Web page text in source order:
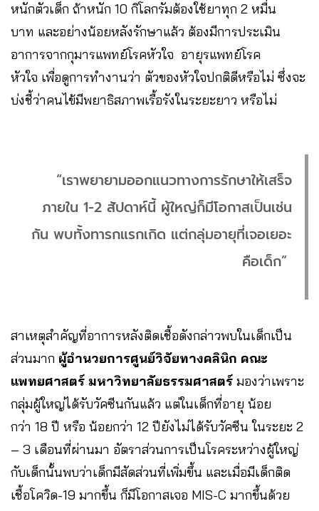
หนักตัวเด็ก ถ้าหนัก 10 กิโลกรัมต้องใช้ยาทุก 2 หมื่น
บาท และอย่างน้อยหลังรักษาแล้ว ต้องมีการประเมิน
อาการจากกุมารแพทย์โรคหัวใจ อายุรแพทย์โรค
หัวใจ เพื่อดูการทำงานว่า ตัวของหัวใจปกติดีหรือไม่ ซึ่งจะ
บ่งชี้ว่าคนไข้มีพยาธิสภาพเรื้อรังในระยะยาว หรือไม่
“เราพยายามออกแนวทางการรักษาให้เสร็จ
ภายใน 1-2 สัปดาห์นี้ ผู้ใหญ่ก็มีโอกาสเป็นเช่น
กัน พบทั้งทารกแรกเกิด แต่กลุ่มอายุที่เจอเยอะ
คือเด็ก”
สาเหตุสำคัญที่อาการหลังติดเชื้อดังกล่าวพบในเด็กเป็น
ส่วนมาก ผู้อำนวยการศูนย์วิจัยทางคลินิก คณะ
แพทยศาสตร์ มหาวิทยาลัยธรรมศาสตร์ มองว่าเพราะ
กลุ่มผู้ใหญ่ได้รับวัคซีนกันแล้ว แต่ในเด็กที่อายุ น้อย
กว่า 18 ปี หรือ น้อยกว่า 12 ปียังไม่ได้รับวัคซีน ในระยะ 2
– 3 เดือนที่ผ่านมา อัตราส่วนการเป็นโรคระหว่างผู้ใหญ่
กับเด็กนั้นพบว่าเด็กมีสัดส่วนที่เพิ่มขึ้น และเมื่อมีเด็กติด
เชื้อโควิด-19 มากขึ้น ก็มีโอกาสเจอ MIS-C มากขึ้นด้วย